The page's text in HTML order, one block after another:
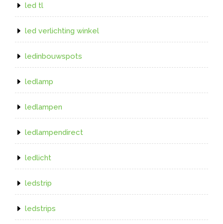
led tl
led verlichting winkel
ledinbouwspots
ledlamp
ledlampen
ledlampendirect
ledlicht
ledstrip
ledstrips